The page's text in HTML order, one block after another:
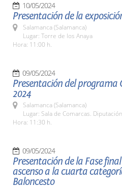
10/05/2024
Presentación de la
Salamanca (Salamanca)
Lugar: Torre de los Anaya
Hora: 11:00 h.
09/05/2024
Presentación del programa
2024
Salamanca (Salamanca)
Lugar: Sala de Comarcas. Diputación
Hora: 11:30 h.
09/05/2024
Presentación de la Fase
ascenso a la cuarta
Baloncesto